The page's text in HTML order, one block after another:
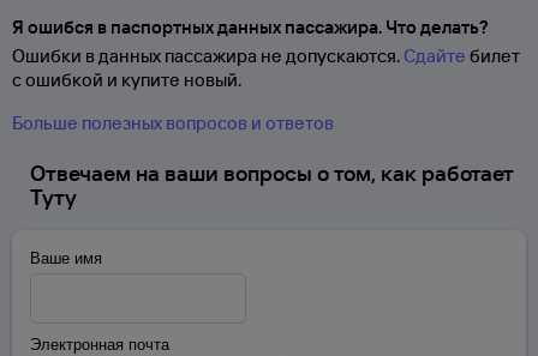
Я ошибся в паспортных данных пассажира. Что делать?
Ошибки в данных пассажира не допускаются. Сдайте билет
с ошибкой и купите новый.
Больше полезных вопросов и ответов
Отвечаем на ваши вопросы о том, как работает
Туту
Ваше имя
Электронная почта